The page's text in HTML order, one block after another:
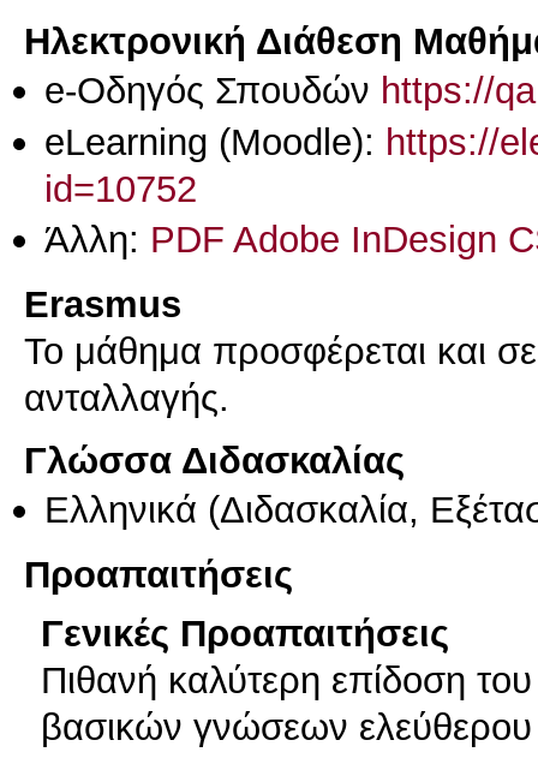
Ηλεκτρονική Διάθεση
e-Οδηγός Σπουδών https://
eLearning (Moodle): https://
id=10752
Άλλη: PDF Adobe InDesign
Erasmus
Το μάθημα προσφέρεται και
ανταλλαγής.
Γλώσσα Διδασκαλίας
Ελληνικά (Διδασκαλία,
Προαπαιτήσεις
Γενικές Προαπαιτήσεις
Πιθανή καλύτερη επίδοση
βασικών γνώσεων ελεύθερου